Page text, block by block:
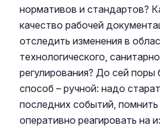
нормативов и стандартов?
качество рабочей
отследить изменения в
технологического,
регулирования? До сей поры
способ – ручной: надо
последних событий,
оперативно реагировать на